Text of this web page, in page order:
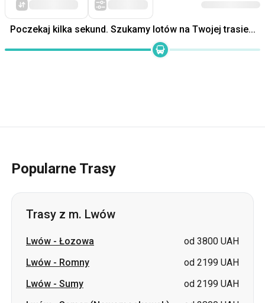
Poczekaj kilka sekund. Szukamy lotów na Twojej trasie...
Popularne Trasy
Trasy z m. Lwów
Lwów - Łozowa
od 3800 UAH
Lwów - Romny
od 2199 UAH
Lwów - Sumy
od 2199 UAH